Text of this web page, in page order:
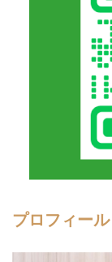
プロフィール